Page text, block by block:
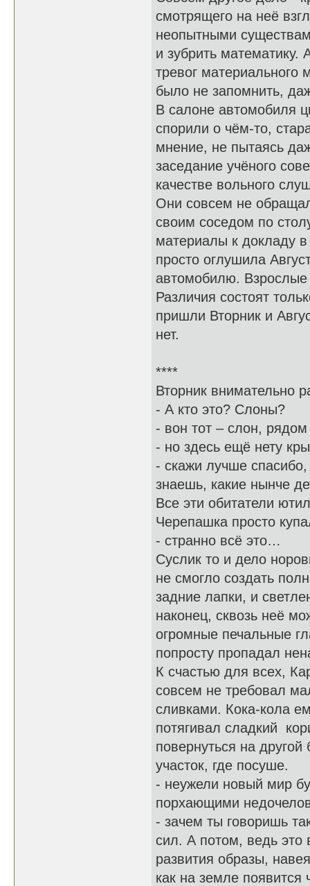
смотрящего на неё
неопытными
и зубрить математику.
тревог материального
было не запомнить,
В салоне автомобиля
спорили о чём-то,
мнение, не пытаясь
заседание учёного
качестве вольного
Они совсем не
своим соседом по
материалы к докладу в
просто оглушила
автомобилю. Взрослые
Различия состоят
пришли Вторник и
нет.
****
Вторник внимательно
- А кто это? Слоны?
- вон тот – слон,
- но здесь ещё нету
- скажи лучше
знаешь, какие нынче
Все эти обитатели
Черепашка просто
- странно всё это…
Суслик то и дело
не смогло создать
задние лапки, и
наконец, сквозь неё
огромные печальные
попросту пропадал
К счастью для всех,
совсем не требовал
сливками. Кока-кола
потягивал сладкий
повернуться на
участок, где посуше.
- неужели новый мир
порхающими
- зачем ты говоришь
сил. А потом, ведь
развития образы,
как на земле